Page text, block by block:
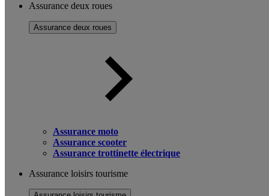
Assurance deux roues
Assurance deux roues
Assurance moto
Assurance scooter
Assurance trottinette électrique
Assurance loisirs tourisme